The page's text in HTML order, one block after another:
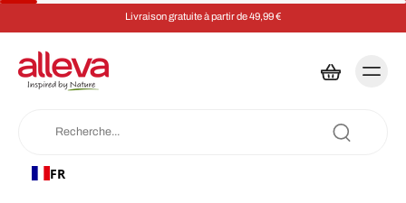
Livraison gratuite à partir de 49,99 €
FR